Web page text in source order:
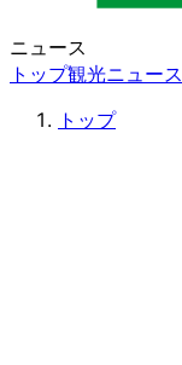
ニュース
トップ観光ニュース
トップ